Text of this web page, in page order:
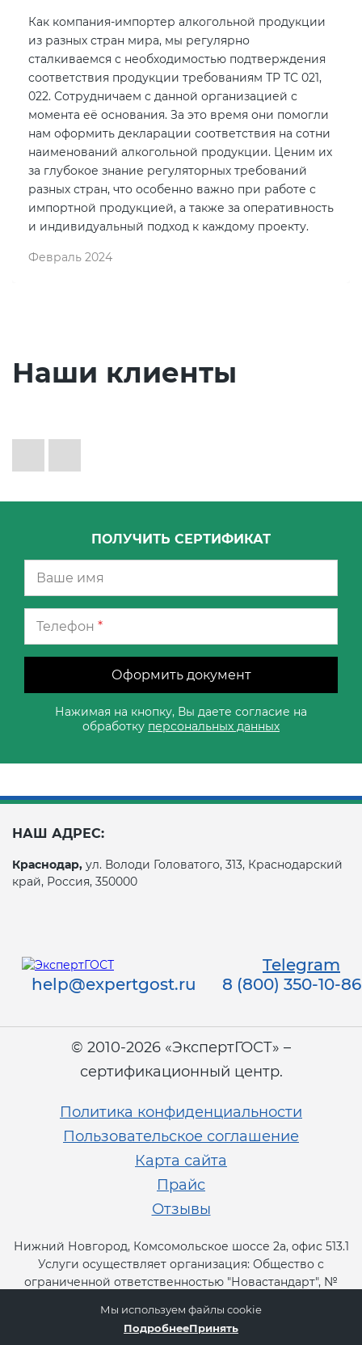
Как компания-импортер алкогольной продукции
из разных стран мира, мы регулярно
сталкиваемся с необходимостью подтверждения
соответствия продукции требованиям ТР ТС 021,
022. Сотрудничаем с данной организацией с
момента её основания. За это время они помогли
нам оформить декларации соответствия на сотни
наименований алкогольной продукции. Ценим их
за глубокое знание регуляторных требований
разных стран, что особенно важно при работе с
импортной продукцией, а также за оперативность
и индивидуальный подход к каждому проекту.
Февраль 2024
Наши клиенты
ПОЛУЧИТЬ СЕРТИФИКАТ
Телефон *
Оформить документ
Нажимая на кнопку, Вы даете согласие на
обработку персональных данных
НАШ АДРЕС:
Краснодар, ул. Володи Головатого, 313, Краснодарский
край, Россия, 350000
Telegram
help@expertgost.ru
8 (800) 350-10-86
© 2010-2026 «ЭкспертГОСТ» –
сертификационный центр.
Политика конфиденциальности
Пользовательское соглашение
Карта сайта
Прайс
Отзывы
Нижний Новгород, Комсомольское шоссе 2а, офис 513.1
Услуги осуществляет организация: Общество с
ограниченной ответственностью "Новастандарт", №
Мы используем файлы cookie
ПодробнееПринять